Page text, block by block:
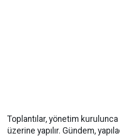
Toplantılar, yönetim kurulunca
üzerine yapılır. Gündem,